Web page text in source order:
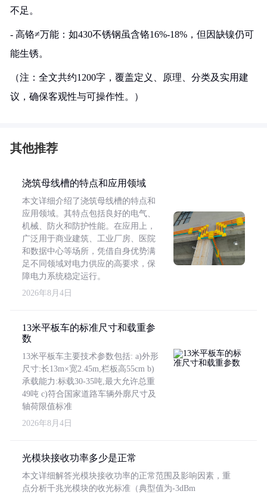
不足。
- 高铬≠万能：如430不锈钢虽含铬16%-18%，但因缺镍仍可
能生锈。
（注：全文共约1200字，覆盖定义、原理、分类及实用建
议，确保客观性与可操作性。）
其他推荐
浇筑母线槽的特点和应用领域
本文详细介绍了浇筑母线槽的特点和
应用领域。其特点包括良好的电气、
机械、防火和防护性能。在应用上，
广泛用于商业建筑、工业厂房、医院
和数据中心等场所，凭借自身优势满
足不同领域对电力供应的高要求，保
障电力系统稳定运行。
2026年8月4日
13米平板车的标准尺寸和载重参
数
13米平板车主要技术参数包括: a)外形
尺寸:长13m×宽2.45m,栏板高55cm b)
承载能力:标载30-35吨,最大允许总重
49吨 c)符合国家道路车辆外廓尺寸及
轴荷限值标准
2026年8月4日
光模块接收功率多少是正常
本文详细解答光模块接收功率的正常范围及影响因素，重
点分析千兆光模块的收光标准（典型值为-3dBm